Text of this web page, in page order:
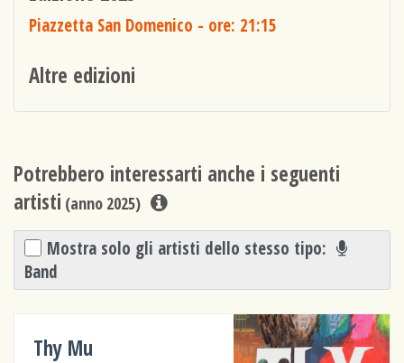
Piazzetta San Domenico - ore: 21:15
Altre edizioni
Potrebbero interessarti anche i seguenti
artisti (anno 2025)
Mostra solo gli artisti dello stesso tipo:
Band
Thy Mu